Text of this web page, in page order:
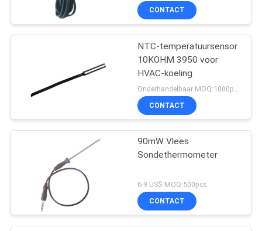
CONTACT
NTC-temperatuursensor
10KOHM 3950 voor
HVAC-koeling
Onderhandelbaar MOQ:1000pcs
CONTACT
90mW Vlees
Sondethermometer
6-9 US$ MOQ:500pcs
CONTACT